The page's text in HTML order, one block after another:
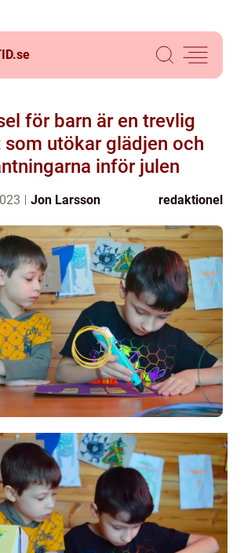
se
för barn är en trevlig
utökar glädjen och
inför julen
Jon Larsson redaktionel